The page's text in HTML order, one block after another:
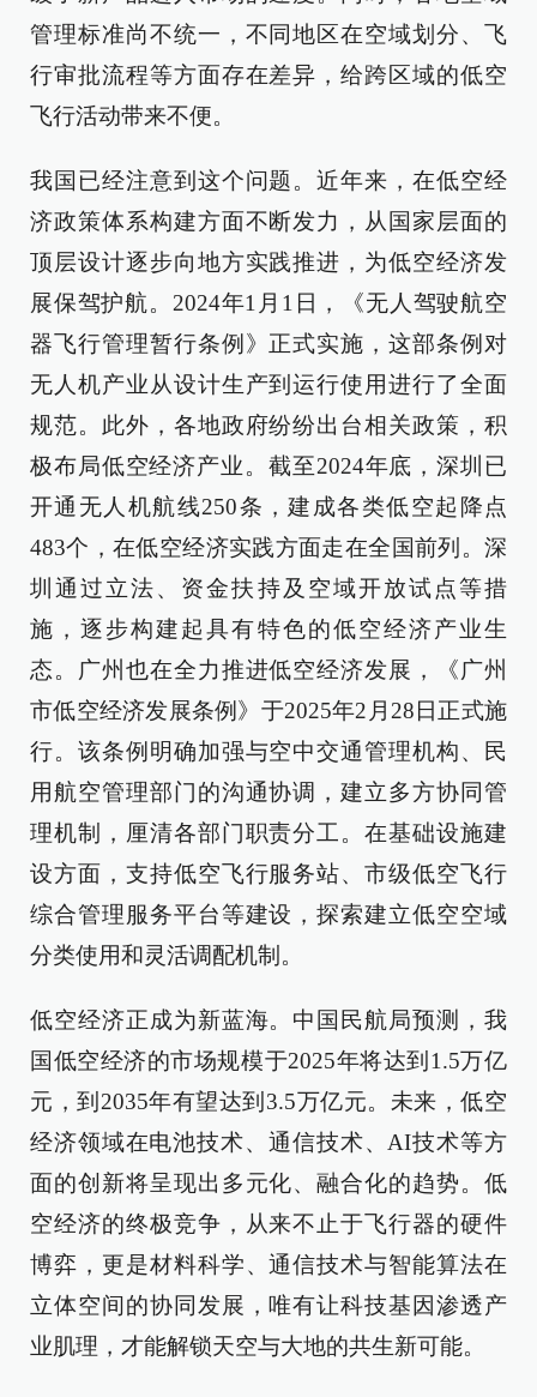
管理标准尚不统一，不同地区在空域划分、飞
行审批流程等方面存在差异，给跨区域的低空
飞行活动带来不便。
我国已经注意到这个问题。近年来，在低空经
济政策体系构建方面不断发力，从国家层面的
顶层设计逐步向地方实践推进，为低空经济发
展保驾护航。2024年1月1日，《无人驾驶航空
器飞行管理暂行条例》正式实施，这部条例对
无人机产业从设计生产到运行使用进行了全面
规范。此外，各地政府纷纷出台相关政策，积
极布局低空经济产业。截至2024年底，深圳已
开通无人机航线250条，建成各类低空起降点
483个，在低空经济实践方面走在全国前列。深
圳通过立法、资金扶持及空域开放试点等措
施，逐步构建起具有特色的低空经济产业生
态。广州也在全力推进低空经济发展，《广州
市低空经济发展条例》于2025年2月28日正式施
行。该条例明确加强与空中交通管理机构、民
用航空管理部门的沟通协调，建立多方协同管
理机制，厘清各部门职责分工。在基础设施建
设方面，支持低空飞行服务站、市级低空飞行
综合管理服务平台等建设，探索建立低空空域
分类使用和灵活调配机制。
低空经济正成为新蓝海。中国民航局预测，我
国低空经济的市场规模于2025年将达到1.5万亿
元，到2035年有望达到3.5万亿元。未来，低空
经济领域在电池技术、通信技术、AI技术等方
面的创新将呈现出多元化、融合化的趋势。低
空经济的终极竞争，从来不止于飞行器的硬件
博弈，更是材料科学、通信技术与智能算法在
立体空间的协同发展，唯有让科技基因渗透产
业肌理，才能解锁天空与大地的共生新可能。